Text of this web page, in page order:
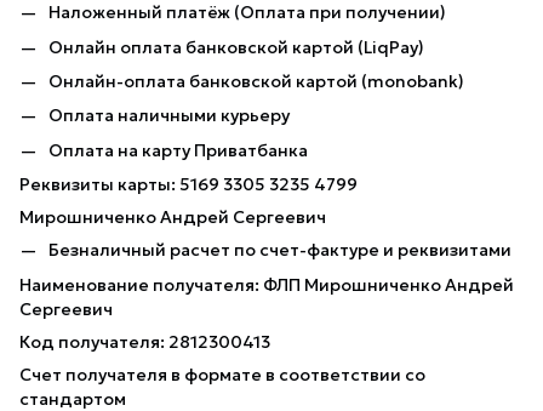
Наложенный платёж (Оплата при получении)
Онлайн оплата банковской картой (LiqPay)
Онлайн-оплата банковской картой (monobank)
Оплата наличными курьеру
Оплата на карту Приватбанка
Реквизиты карты: 5169 3305 3235 4799
Мирошниченко Андрей Сергеевич
Безналичный расчет по счет-фактуре и реквизитами
Наименование получателя: ФЛП Мирошниченко Андрей
Сергеевич
Код получателя: 2812300413
Счет получателя в формате в соответствии со
стандартом